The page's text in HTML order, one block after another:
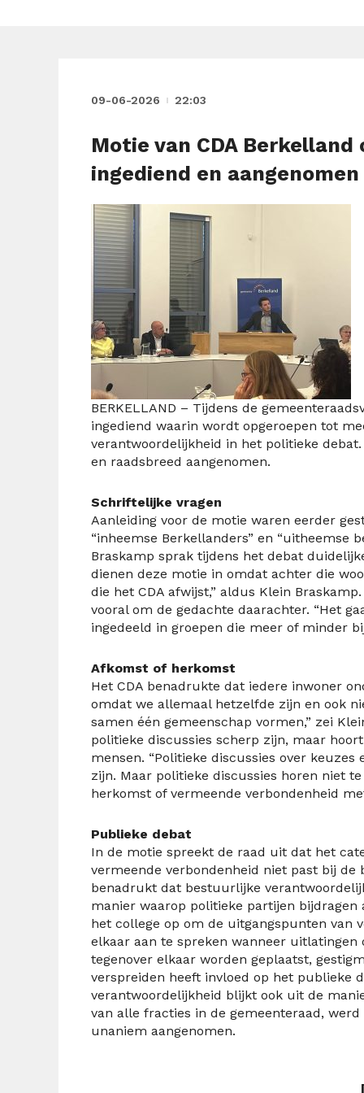
09-06-2026 22:03
Motie van CDA
ingediend en aangenomen
BERKELLAND – Tijdens de
ingediend waarin wordt opgeroepen tot
verantwoordelijkheid in het politieke
en raadsbreed aangenomen.
Schriftelijke vragen
Aanleiding voor de motie waren eerder
“inheemse Berkellanders” en “uitheemse
Braskamp sprak tijdens het debat
dienen deze motie in omdat achter die
die het CDA afwijst,” aldus Klein
vooral om de gedachte daarachter. “Het
ingedeeld in groepen die meer of minder
Afkomst of herkomst
Het CDA benadrukte dat iedere inwoner
omdat we allemaal hetzelfde zijn en ook
samen één gemeenschap vormen,” zei
politieke discussies scherp zijn, maar
mensen. “Politieke discussies over
zijn. Maar politieke discussies horen niet
herkomst of vermeende verbondenheid
Publieke debat
In de motie spreekt de raad uit dat het
vermeende verbondenheid niet past bij
benadrukt dat bestuurlijke
manier waarop politieke partijen
het college op om de uitgangspunten van
elkaar aan te spreken wanneer
tegenover elkaar worden geplaatst,
verspreiden heeft invloed op het publieke
verantwoordelijkheid blijkt ook uit de
van alle fracties in de gemeenteraad,
unaniem aangenomen.